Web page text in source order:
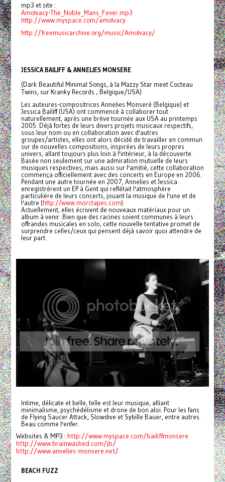
mp3 et site :
Amolvacy-The_Noble_Mans_Fever.mp3
http://www.myspace.com/amolvacy
http://freemusicarchive.org/music/Amolvacy/
JESSICA BAILIFF & ANNELIES MONSERE
(Dark Beautiful Minimal Songs, à la Mazzy Star meet Cocteau
Twins, sur Kranky Records ; Belgique/USA)
Les auteures-compositrices Annelies Monseré (Belgique) et
Jessica Bailiff (USA) ont commencé à collaborer tout
naturellement, après une brève tournée aux USA au printemps
2005. Déjà fortes de leurs divers projets musicaux respectifs,
sous leur nom ou en collaboration avec d'autres
groupes/artistes, elles ont alors décidé de travailler en commun
sur de nouvelles compositions, inspirées de leurs propres
univers, allant toujours plus loin à l'intérieur, à la découverte.
Basée non seulement sur une admiration mutuelle de leurs
musiques respectives, mais aussi sur l'amitié, cette collaboration
commença officiellement avec des concerts en Europe en 2006.
Pendant une autre tournée en 2007, Annelies et Jessica
enregistrèrent un EP à Gent qui reflétait l'atmosphère
particulière de leurs concerts, jouant la musique de l'une et de
l'autre (http://www.morctapes.com).
Actuellement, elles écrivent de nouveaux matériaux pour un
album à venir. Bien que des racines soient communes à leurs
offrandes musicales en solo, cette nouvelle tentative promet de
surprendre celles/ceux qui pensent déjà savoir quoi attendre de
leur part.
Intime, délicate et belle, telle est leur musique, alliant
minimalisme, psychédélisme et drone de bon aloi. Pour les fans
de Flying Saucer Attack, Slowdive et Sybille Bauer, entre autres.
Beau comme l'enfer.
Websites & MP3 : http://www.myspace.com/bailiffmonsere
http://www.brainwashed.com/jb/
http://www.annelies-monsere.net/
BEACH FUZZ